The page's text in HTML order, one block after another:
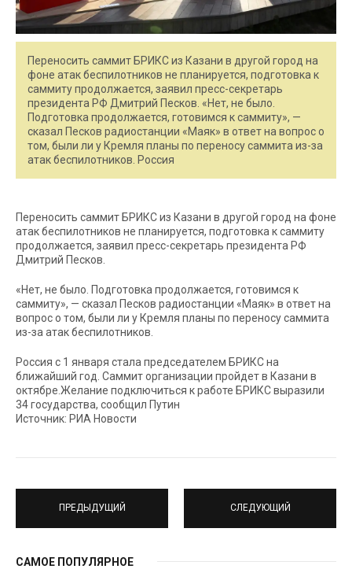
Переносить саммит БРИКС из Казани в другой город на
фоне атак беспилотников не планируется, подготовка к
саммиту продолжается, заявил пресс-секретарь
президента РФ Дмитрий Песков. «Нет, не было.
Подготовка продолжается, готовимся к саммиту», —
сказал Песков радиостанции «Маяк» в ответ на вопрос о
том, были ли у Кремля планы по переносу саммита из-за
атак беспилотников. Россия
Переносить саммит БРИКС из Казани в другой город на фоне
атак беспилотников не планируется, подготовка к саммиту
продолжается, заявил пресс-секретарь президента РФ
Дмитрий Песков.
«Нет, не было. Подготовка продолжается, готовимся к
саммиту», — сказал Песков радиостанции «Маяк» в ответ на
вопрос о том, были ли у Кремля планы по переносу саммита
из-за атак беспилотников.
Россия с 1 января стала председателем БРИКС на
ближайший год. Саммит организации пройдет в Казани в
октябре.Желание подключиться к работе БРИКС выразили
34 государства, сообщил Путин
Источник: РИА Новости
ПРЕДЫДУЩИЙ СЛЕДУЮЩИЙ
САМОЕ ПОПУЛЯРНОЕ